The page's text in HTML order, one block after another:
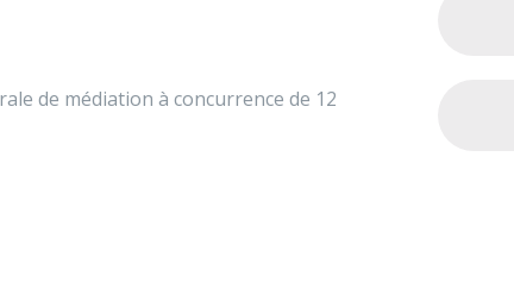
de médiation à concurrence de 12